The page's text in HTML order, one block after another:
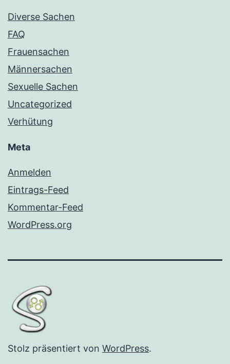
Diverse Sachen
FAQ
Frauensachen
Männersachen
Sexuelle Sachen
Uncategorized
Verhütung
Meta
Anmelden
Eintrags-Feed
Kommentar-Feed
WordPress.org
Stolz präsentiert von WordPress.